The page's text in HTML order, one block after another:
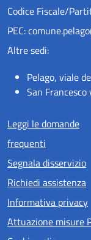
Codice Fiscale/
PEC:
Altre sedi:
Pelago, viale
San
Menu
Leggi le domande
frequenti
Segnala disservizio
Richiedi assistenza
Informativa privacy
Attuazione misure